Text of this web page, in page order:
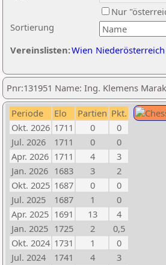
Sortierung
Nur
Vereinslisten:Wien Niederösterreich
Pnr:131951 Name: Ing. Klemens
Periode Elo Partien Pkt.
Okt. 2026 1711 0
0
Jul. 2026
1711 0
0
Apr. 2026 1711 4
3
Jan. 2026 1683 3
2
Okt. 2025 1687 0
0
Jul. 2025
1687 1
0
Apr. 2025 1691 13
4
Jan. 2025 1725 2
0,5
Okt. 2024 1731 1
0
Jul. 2024
1741 4
3